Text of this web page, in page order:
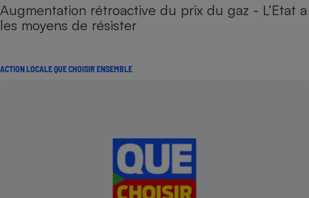
Augmentation rétroactive du prix du gaz - L’Etat a
les moyens de résister
ACTION LOCALE QUE CHOISIR ENSEMBLE